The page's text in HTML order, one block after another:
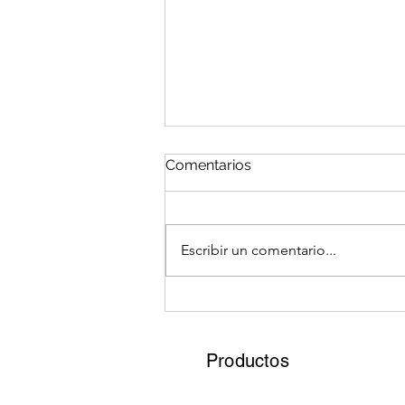
eventos especiales
Comentarios
Escribir un comentario...
Productos